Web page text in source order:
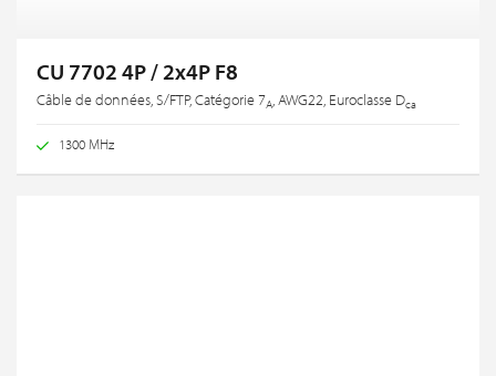
CU 7702 4P / 2x4P F8
Câble de données, S/FTP, Catégorie 7A, AWG22, Euroclasse Dca
1300 MHz